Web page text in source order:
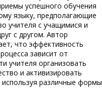
успешного обучения
языку, предполагающие
учителя с учащимися и
с другом. Автор
что эффективность
зависит от
учителя организовать
и активизировать
используя различные формы